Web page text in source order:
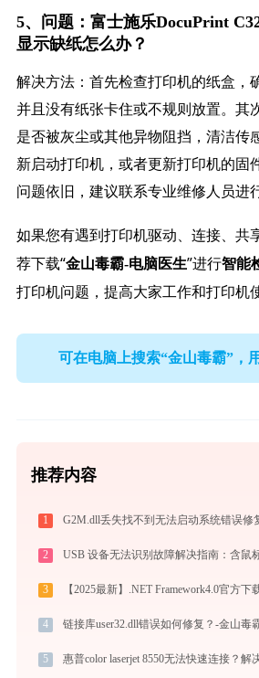
5、问题：富士施乐DocuPrint
显示缺纸怎么办？
解决方法：首先检查打印机的纸盒，
并且没有纸张卡住或不规则放置。其
是否被灰尘或其他异物阻挡，清洁传
新启动打印机，或者更新打印机的固
问题依旧，建议联系专业维修人员进
如果您有遇到打印机驱动、连接、共
荐下载“金山毒霸-电脑医生”进行智能
打印机问题，提高大家工作和打印机
可在电脑上搜索“金山毒霸”，
推荐内容
1
2
3
4 链接库user32.dll错误如何修复？-金山毒
5 惠普color laserjet 8550无法快速连接？解